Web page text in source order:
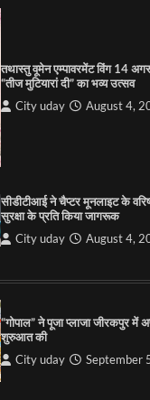
पारस हेल्थ पंचकूला ने ‘तिरंगा यात्रा
कश्मीर तक किया आगाज़, राष्ट्रीय
आयाम
City uday August 6,
की कसम: देवशाली
City uday
तथास्तु वूमेन एम्पावरमेंट विंग 14
“तीज मुटियारां दी” का भव्य उत्सव
City uday August 4,
सीडीटीआई ने चैप्टर मूनलाइट के
सुरक्षा के प्रति किया जागरूक
City uday August 4,
“गोपाल” ने पूजा प्लाजा जीरकपुर
शुरुआत की
City uday September